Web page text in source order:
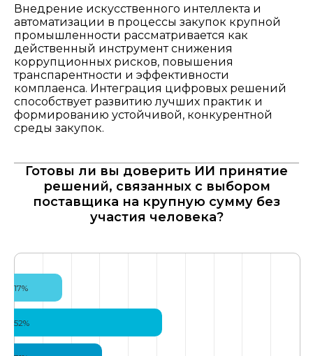
Внедрение искусственного интеллекта и
автоматизации в процессы закупок крупной
промышленности рассматривается как
действенный инструмент снижения
коррупционных рисков, повышения
транспарентности и эффективности
комплаенса. Интеграция цифровых решений
способствует развитию лучших практик и
формированию устойчивой, конкурентной
среды закупок.​​
Готовы ли вы доверить ИИ принятие
решений, связанных с выбором
поставщика на крупную сумму без
участия человека?
17%
52%